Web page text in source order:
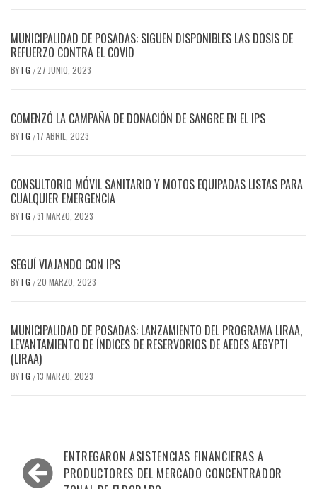
MUNICIPALIDAD DE POSADAS: SIGUEN DISPONIBLES LAS DOSIS DE
REFUERZO CONTRA EL COVID
BYI G /27 JUNIO, 2023
COMENZÓ LA CAMPAÑA DE DONACIÓN DE SANGRE EN EL IPS
BYI G /17 ABRIL, 2023
CONSULTORIO MÓVIL SANITARIO Y MOTOS EQUIPADAS LISTAS PARA
CUALQUIER EMERGENCIA
BYI G /31 MARZO, 2023
SEGUÍ VIAJANDO CON IPS
BYI G /20 MARZO, 2023
MUNICIPALIDAD DE POSADAS: LANZAMIENTO DEL PROGRAMA LIRAA,
LEVANTAMIENTO DE ÍNDICES DE RESERVORIOS DE AEDES AEGYPTI
(LIRAA)
BYI G /13 MARZO, 2023
Navegación
de
ENTREGARON ASISTENCIAS FINANCIERAS A
PRODUCTORES DEL MERCADO CONCENTRADOR